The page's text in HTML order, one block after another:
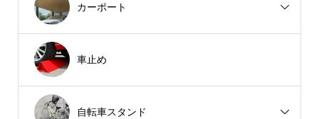
カーポート
車止め
自転車スタンド